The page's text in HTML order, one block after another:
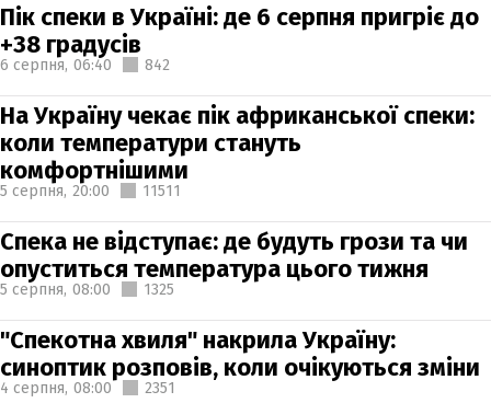
Пік спеки в Україні: де 6 серпня пригріє до
+38 градусів
6 серпня, 06:40 842
На Україну чекає пік африканської спеки:
коли температури стануть
комфортнішими
5 серпня, 20:00 11511
Спека не відступає: де будуть грози та чи
опуститься температура цього тижня
5 серпня, 08:00 1325
"Спекотна хвиля" накрила Україну:
синоптик розповів, коли очікуються зміни
4 серпня, 08:00 2351